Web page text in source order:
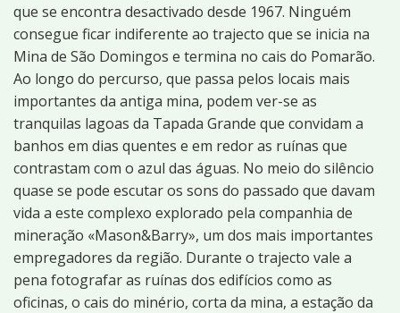
que se encontra desactivado desde 1967. Ninguém
consegue ficar indiferente ao trajecto que se inicia na
Mina de São Domingos e termina no cais do Pomarão.
Ao longo do percurso, que passa pelos locais mais
importantes da antiga mina, podem ver-se as
tranquilas lagoas da Tapada Grande que convidam a
banhos em dias quentes e em redor as ruínas que
contrastam com o azul das águas. No meio do silêncio
quase se pode escutar os sons do passado que davam
vida a este complexo explorado pela companhia de
mineração «Mason&Barry», um dos mais importantes
empregadores da região. Durante o trajecto vale a
pena fotografar as ruínas dos edifícios como as
oficinas, o cais do minério, corta da mina, a estação da